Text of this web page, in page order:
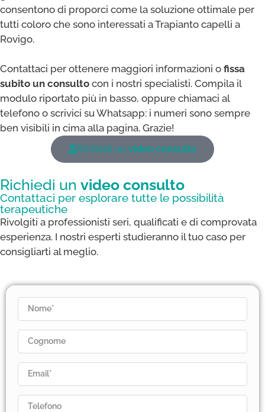
consentono di proporci come la soluzione ottimale per
tutti coloro che sono interessati a Trapianto capelli a
Rovigo.
Contattaci per ottenere maggiori informazioni o fissa
subito un consulto con i nostri specialisti. Compila il
modulo riportato più in basso, oppure chiamaci al
telefono o scrivici su Whatsapp: i numeri sono sempre
ben visibili in cima alla pagina. Grazie!
Richiedi un video consulto
Richiedi un video consulto
Contattaci per esplorare tutte le possibilità
terapeutiche
Rivolgiti a professionisti seri, qualificati e di comprovata
esperienza. I nostri esperti studieranno il tuo caso per
consigliarti al meglio.